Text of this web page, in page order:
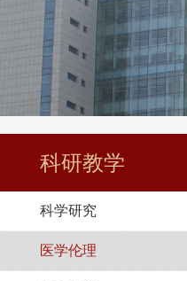
科研教学
科学研究
医学伦理